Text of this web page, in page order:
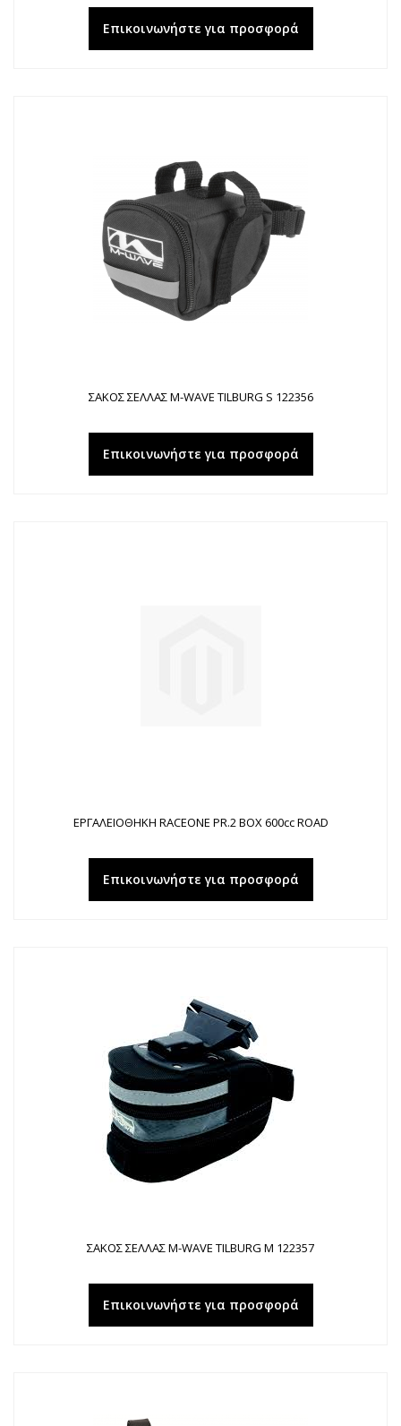
Επικοινωνήστε για προσφορά
ΣΑΚΟΣ ΣΕΛΛΑΣ M-WAVE TILBURG S 122356
Επικοινωνήστε για προσφορά
ΕΡΓΑΛΕΙΟΘΗΚΗ RACEONE PR.2 BOX 600cc ROAD
Επικοινωνήστε για προσφορά
ΣΑΚΟΣ ΣΕΛΛΑΣ M-WAVE TILBURG M 122357
Επικοινωνήστε για προσφορά